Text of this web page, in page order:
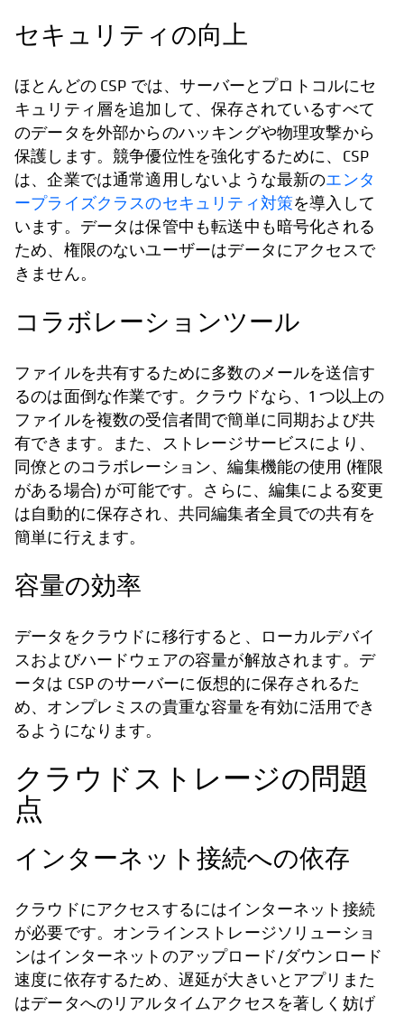
セキュリティの向上
ほとんどの CSP では、サーバーとプロトコルにセ
キュリティ層を追加して、保存されているすべて
のデータを外部からのハッキングや物理攻撃から
保護します。競争優位性を強化するために、CSP
は、企業では通常適用しないような最新のエンタ
ープライズクラスのセキュリティ対策を導入して
います。データは保管中も転送中も暗号化される
ため、権限のないユーザーはデータにアクセスで
きません。
コラボレーションツール
ファイルを共有するために多数のメールを送信す
るのは面倒な作業です。クラウドなら、1 つ以上の
ファイルを複数の受信者間で簡単に同期および共
有できます。また、ストレージサービスにより、
同僚とのコラボレーション、編集機能の使用 (権限
がある場合) が可能です。さらに、編集による変更
は自動的に保存され、共同編集者全員での共有を
簡単に行えます。
容量の効率
データをクラウドに移行すると、ローカルデバイ
スおよびハードウェアの容量が解放されます。デ
ータは CSP のサーバーに仮想的に保存されるた
め、オンプレミスの貴重な容量を有効に活用でき
るようになります。
クラウドストレージの問題
点
インターネット接続への依存
クラウドにアクセスするにはインターネット接続
が必要です。オンラインストレージソリューショ
ンはインターネットのアップロード/ダウンロード
速度に依存するため、遅延が大きいとアプリまた
はデータへのリアルタイムアクセスを著しく妨げ